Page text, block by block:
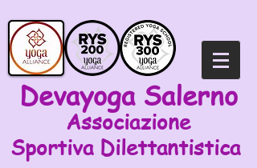
Devayoga Salerno
Associazione
Sportiva Dilettantistica